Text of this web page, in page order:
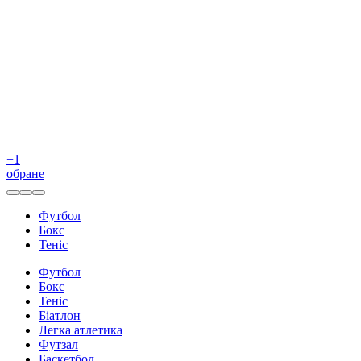
+1
обране
Футбол
Бокс
Теніс
Футбол
Бокс
Теніс
Біатлон
Легка атлетика
Футзал